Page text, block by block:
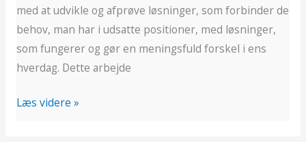
med at udvikle og afprøve løsninger, som forbinder de
behov, man har i udsatte positioner, med løsninger,
som fungerer og gør en meningsfuld forskel i ens
hverdag. Dette arbejde
Læs videre »